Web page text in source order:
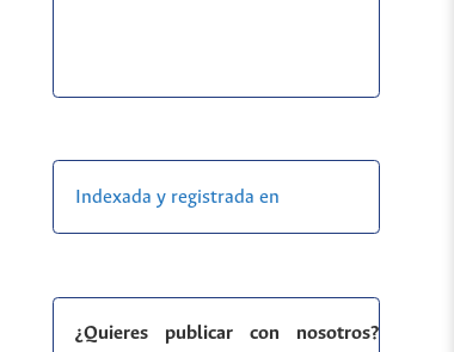
Indexada y registrada en
¿Quieres publicar con nosotros?